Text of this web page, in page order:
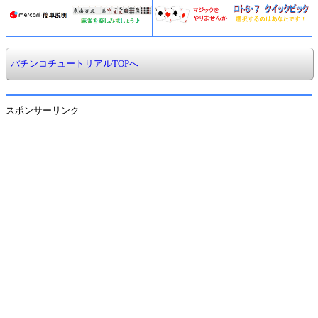
パチンコチュートリアルTOPへ
スポンサーリンク